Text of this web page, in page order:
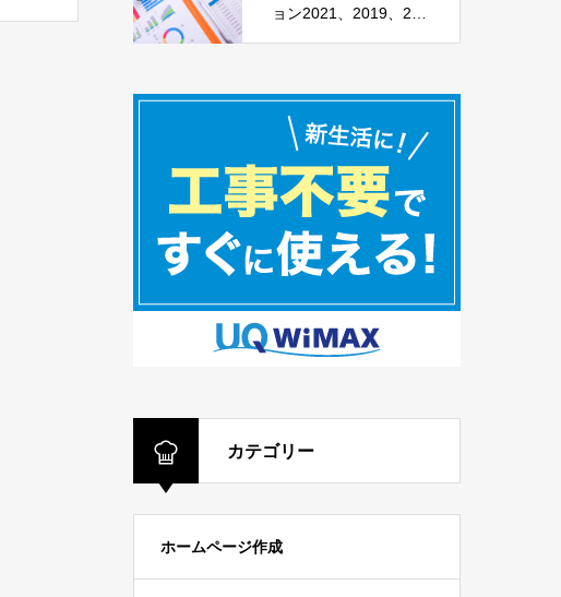
ョン2021、2019、201
カテゴリー
ホームページ作成